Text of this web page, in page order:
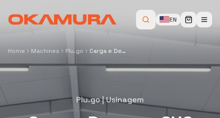
EN
Home Machines Plu.go Carga e Descarga CNC Colaborativa | OKC 10-1350 W/NW
Plu.go|Usinagem